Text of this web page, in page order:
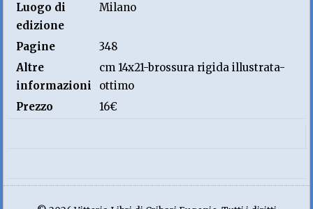
Luogo di
edizione
Milano
Pagine
348
Altre
informazioni
cm 14x21-brossura rigida illustrata-
ottimo
Prezzo
16€